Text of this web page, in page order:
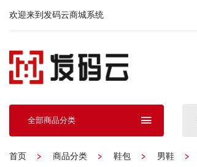
欢迎来到发码云商城系统
全部商品分类
首页 商品分类 鞋包 男鞋